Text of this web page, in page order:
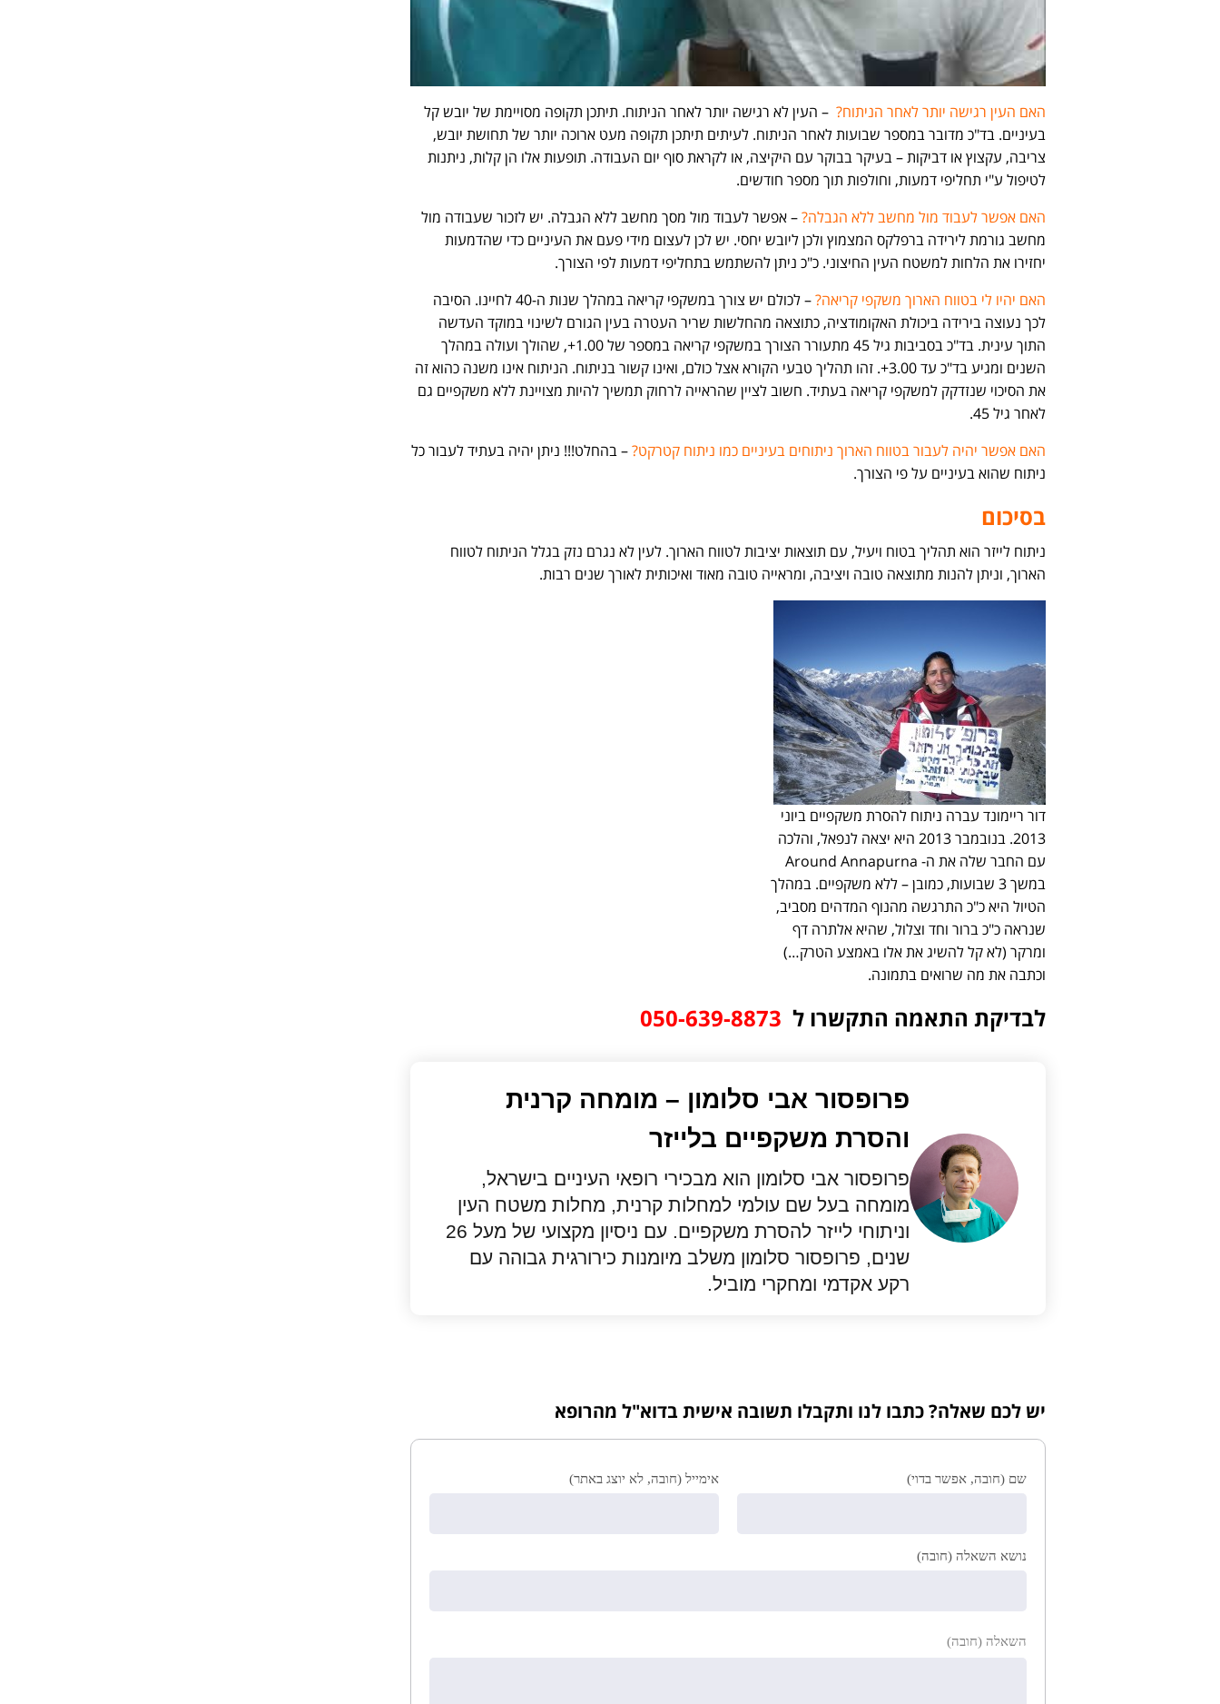
האם העין רגישה יותר לאחר הניתוח? – העין לא רגישה יותר לאחר הניתוח. תיתכן תקופה מסויימת של יובש קל
בעיניים. בד"כ מדובר במספר שבועות לאחר הניתוח. לעיתים תיתכן תקופה מעט ארוכה יותר של תחושת יובש,
צריבה, עקצוץ או דביקות – בעיקר בבוקר עם היקיצה, או לקראת סוף יום העבודה. תופעות אלו הן קלות, ניתנות
לטיפול ע"י תחליפי דמעות, וחולפות תוך מספר חודשים.
האם אפשר לעבוד מול מחשב ללא הגבלה?– אפשר לעבוד מול מסך מחשב ללא הגבלה. יש לזכור שעבודה מול
מחשב גורמת לירידה ברפלקס המצמוץ ולכן ליובש יחסי. יש לכן לעצום מידי פעם את העיניים כדי שהדמעות
יחזירו את הלחות למשטח העין החיצוני. כ"כ ניתן להשתמש בתחליפי דמעות לפי הצורך.
האם יהיו לי בטווח הארוך משקפי קריאה?
– לכולם יש צורך במשקפי קריאה במהלך שנות ה-40 לחיינו. הסיבה
לכך נעוצה בירידה ביכולת האקומודציה, כתוצאה מהחלשות שריר העטרה בעין הגורם לשינוי במוקד העדשה
התוך עינית. בד"כ בסביבות גיל 45 מתעורר הצורך במשקפי קריאה במספר של 1.00+, שהולך ועולה במהלך
השנים ומגיע בד"כ עד 3.00+. זהו תהליך טבעי הקורא אצל כולם, ואינו קשור בניתוח. הניתוח אינו משנה כהוא זה
את הסיכוי שנזדקק למשקפי קריאה בעתיד. חשוב לציין שהראייה לרחוק תמשיך להיות מצויינת ללא משקפיים גם
לאחר גיל 45.
האם אפשר יהיה לעבור בטווח הארוך ניתוחים בעיניים כמו ניתוח קטרקט?– בהחלט!!! ניתן יהיה בעתיד לעבור כל
ניתוח שהוא בעיניים על פי הצורך.
בסיכום
ניתוח לייזר הוא תהליך בטוח ויעיל, עם תוצאות יציבות לטווח הארוך. לעין לא נגרם נזק בגלל הניתוח לטווח
הארוך, וניתן להנות מתוצאה טובה ויציבה, ומראייה טובה מאוד ואיכותית לאורך שנים רבות.
דור ריימונד עברה ניתוח להסרת משקפיים ביוני
2013. בנובמבר 2013 היא יצאה לנפאל, והלכה
עם החבר שלה את ה- Around Annapurna
במשך 3 שבועות, כמובן – ללא משקפיים. במהלך
הטיול היא כ"כ התרגשה מהנוף המדהים מסביב,
שנראה כ"כ ברור וחד וצלול, שהיא אלתרה דף
ומרקר (לא קל להשיג את אלו באמצע הטרק…)
וכתבה את מה שרואים בתמונה.
לבדיקת התאמה התקשרו ל 050-639-8873⁩
פרופסור אבי סלומון – מומחה קרנית
והסרת משקפיים בלייזר
פרופסור אבי סלומון הוא מבכירי רופאי העיניים בישראל,
מומחה בעל שם עולמי למחלות קרנית, מחלות משטח העין
וניתוחי לייזר להסרת משקפיים. עם ניסיון מקצועי של מעל 26
שנים, פרופסור סלומון משלב מיומנות כירורגית גבוהה עם
רקע אקדמי ומחקרי מוביל.
יש לכם שאלה? כתבו לנו ותקבלו תשובה אישית בדוא"ל מהרופא
שם (חובה, אפשר בדוי) אימייל (חובה, לא יוצג באתר)
נושא השאלה (חובה)
השאלה (חובה)